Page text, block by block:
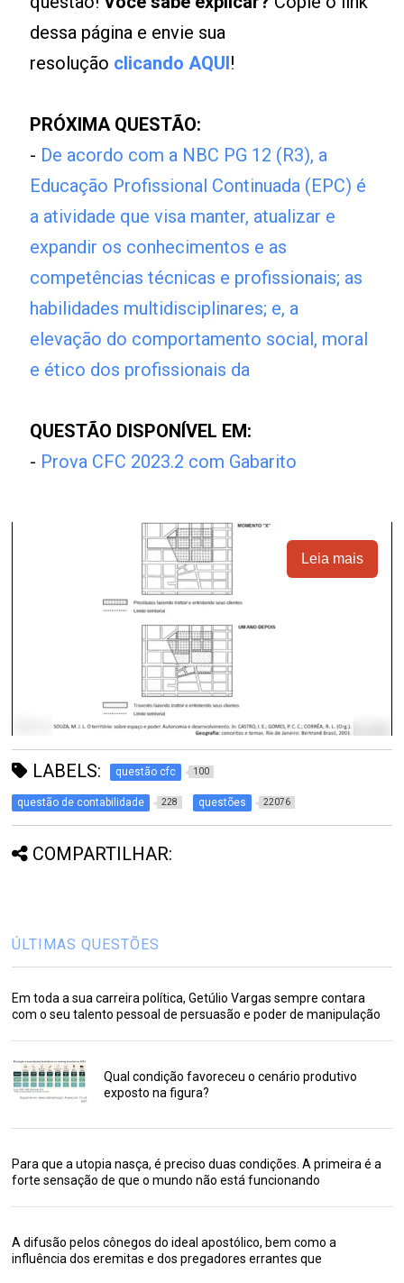
dessa página e envie sua
resolução clicando AQUI!
PRÓXIMA QUESTÃO:
- De acordo com a NBC PG 12 (R3), a
Educação Profissional Continuada (EPC) é
a atividade que visa manter, atualizar e
expandir os conhecimentos e as
competências técnicas e profissionais; as
habilidades multidisciplinares; e, a
elevação do comportamento social, moral
e ético dos profissionais da
QUESTÃO DISPONÍVEL EM:
- Prova CFC 2023.2 com Gabarito
Leia mais
LABELS: questão cfc 100
questão de contabilidade 228 questões 22076
COMPARTILHAR:
ÚLTIMAS QUESTÕES
Em toda a sua carreira política, Getúlio Vargas sempre contara
com o seu talento pessoal de persuasão e poder de manipulação
Qual condição favoreceu o cenário produtivo
exposto na figura?
Para que a utopia nasça, é preciso duas condições. A primeira é a
forte sensação de que o mundo não está funcionando
A difusão pelos cônegos do ideal apostólico, bem como a
influência dos eremitas e dos pregadores errantes que